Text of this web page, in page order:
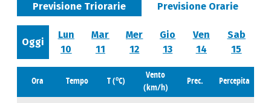
Previsione Triorarie Previsione Orarie
Oggi
Lun
10
Mar
11
Mer
12
Gio
13
Ven
14
Sab
15
Ora Tempo T (oC)
Vento
(km/h)
Prec. Percepita